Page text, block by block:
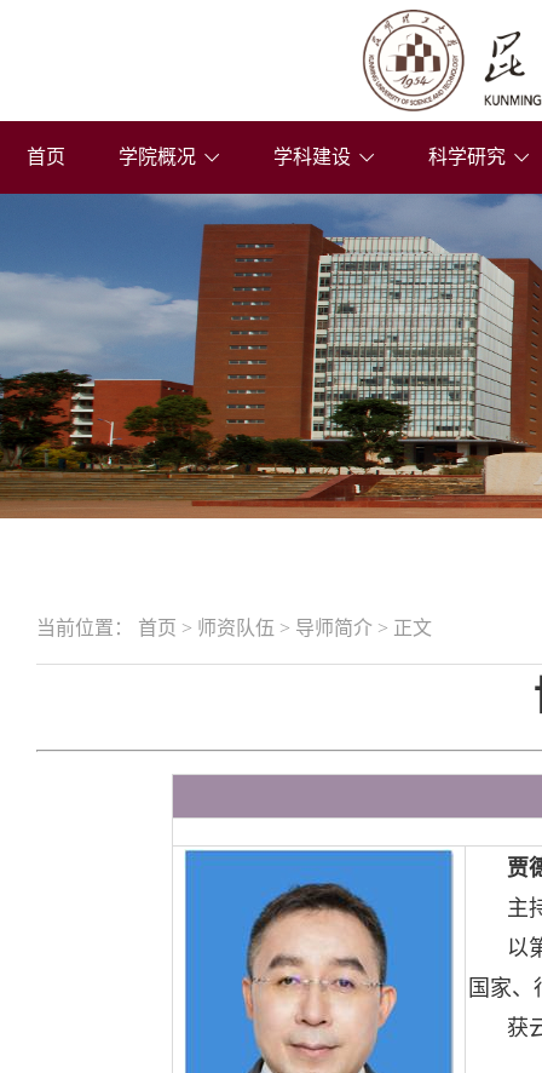
首页 学院概况 学科建设 科学研究
当前位置： 首页 > 师资队伍 > 导师简介 > 正文
贾
主
以
国家、
获